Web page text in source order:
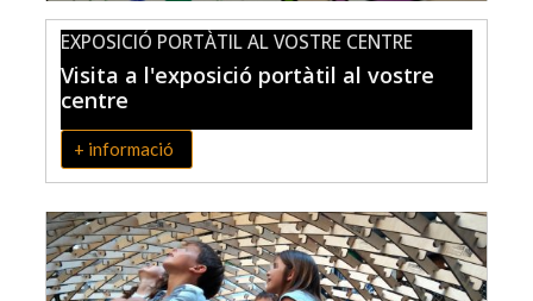
EXPOSICIÓ PORTÀTIL AL VOSTRE CENTRE
Visita a l'exposició portàtil al vostre
centre
+ informació